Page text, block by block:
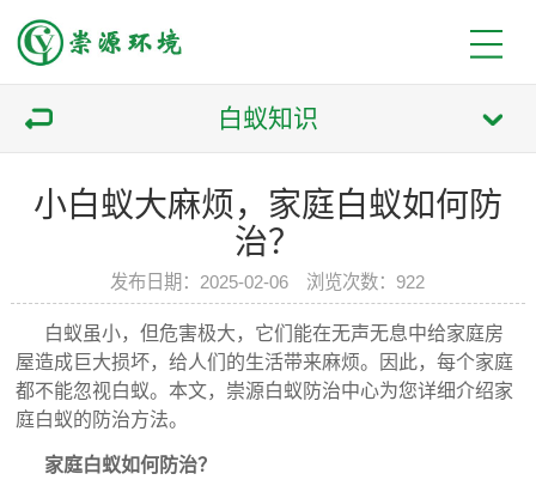
白蚁知识
小白蚁大麻烦，家庭白蚁如何防
治？
发布日期：2025-02-06 浏览次数：922
白蚁虽小，但危害极大，它们能在无声无息中给家庭房
屋造成巨大损坏，给人们的生活带来麻烦。因此，每个家庭
都不能忽视白蚁。本文，崇源白蚁防治中心为您详细介绍家
庭白蚁的防治方法。
家庭白蚁如何防治？